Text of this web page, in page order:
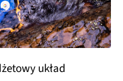
układ